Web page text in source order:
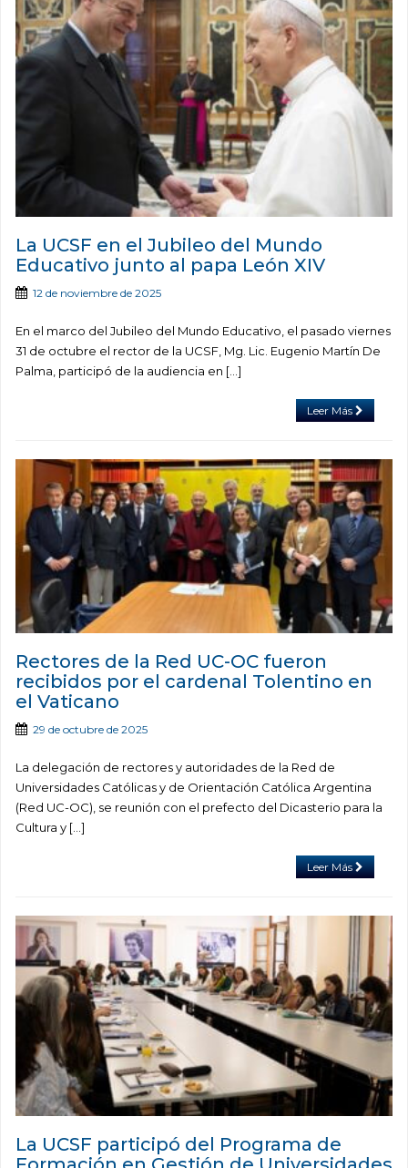
La UCSF en el Jubileo del Mundo
Educativo junto al papa León XIV
12 de noviembre de 2025
En el marco del Jubileo del Mundo Educativo, el pasado viernes
31 de octubre el rector de la UCSF, Mg. Lic. Eugenio Martín De
Palma, participó de la audiencia en […]
Leer Más
Rectores de la Red UC-OC fueron
recibidos por el cardenal Tolentino en
el Vaticano
29 de octubre de 2025
La delegación de rectores y autoridades de la Red de
Universidades Católicas y de Orientación Católica Argentina
(Red UC-OC), se reunión con el prefecto del Dicasterio para la
Cultura y […]
Leer Más
La UCSF participó del Programa de